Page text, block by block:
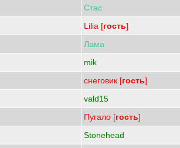
Стас
Lilia [гость]
Лама
mik
снеговик [гость]
vald15
Пугало [гость]
Stonehead